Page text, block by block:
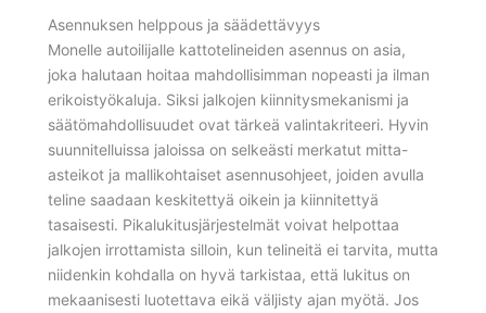
Asennuksen helppous ja säädettävyys
Monelle autoilijalle kattotelineiden asennus on asia,
joka halutaan hoitaa mahdollisimman nopeasti ja ilman
erikoistyökaluja. Siksi jalkojen kiinnitysmekanismi ja
säätömahdollisuudet ovat tärkeä valintakriteeri. Hyvin
suunnitelluissa jaloissa on selkeästi merkatut mitta-
asteikot ja mallikohtaiset asennusohjeet, joiden avulla
teline saadaan keskitettyä oikein ja kiinnitettyä
tasaisesti. Pikalukitusjärjestelmät voivat helpottaa
jalkojen irrottamista silloin, kun telineitä ei tarvita, mutta
niidenkin kohdalla on hyvä tarkistaa, että lukitus on
mekaanisesti luotettava eikä väljisty ajan myötä. Jos